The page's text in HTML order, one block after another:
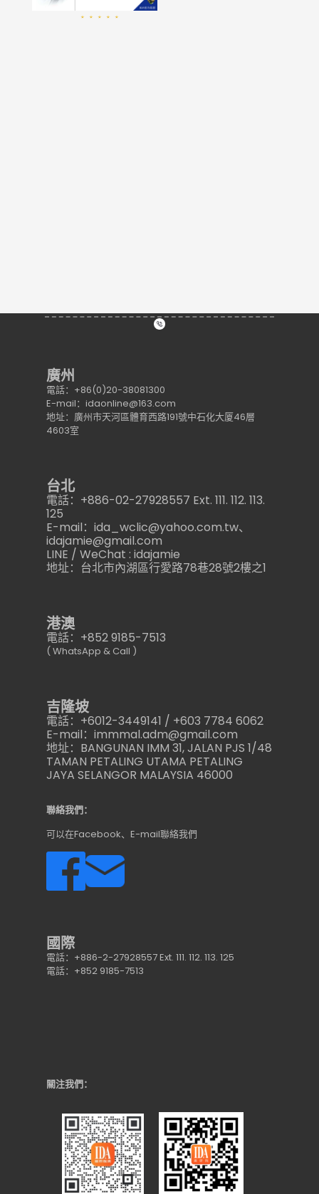
廣州
電話：+86(0)20-38081300
E-mail：idaonline@163.com
地址：廣州市天河區體育西路191號中石化大厦46層
4603室
台北
電話：+886-02-27928557 Ext. 111. 112. 113.
125
E-mail：ida_wclic@yahoo.com.tw、
idajamie@gmail.com
LINE / WeChat : idajamie
地址：台北市內湖區行愛路78巷28號2樓之1
港澳
電話：+852 9185-7513
( WhatsApp & Call )
吉隆坡
電話：+6012-3449141 / +603 7784 6062
E-mail：immmal.adm@gmail.com
地址：BANGUNAN IMM 31, JALAN PJS 1/48
TAMAN PETALING UTAMA PETALING
JAYA SELANGOR MALAYSIA 46000
聯絡我們：
可以在Facebook、E-mail聯絡我們
國際
電話：+886-2-27928557 Ext. 111. 112. 113. 125
電話：+852 9185-7513
關注我們：